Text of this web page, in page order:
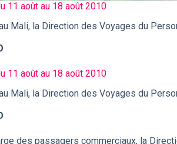
11 août au 18 août 2010
Mali, la Direction des Voyages du
11 août au 18 août 2010
Mali, la Direction des Voyages du
des passagers commerciaux, la